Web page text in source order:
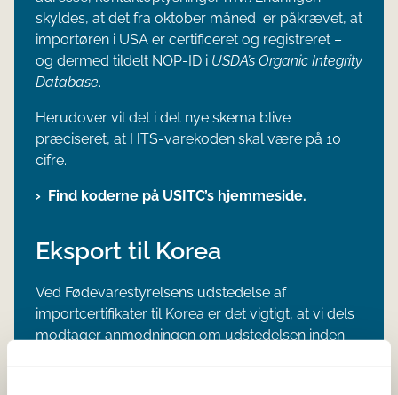
skyldes, at det fra oktober måned er påkrævet, at
importøren i USA er certificeret og registreret –
og dermed tildelt NOP-ID i USDA’s Organic Integrity
Database.
Herudover vil det i det nye skema blive
præciseret, at HTS-varekoden skal være på 10
cifre.
Find koderne på USITC’s hjemmeside.
Eksport til Korea
Ved Fødevarestyrelsens udstedelse af
importcertifikater til Korea er det vigtigt, at vi dels
modtager anmodningen om udstedelsen inden